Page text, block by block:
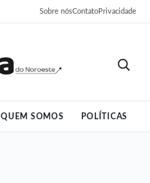
Sobre nósContatoPrivacidade
QUEM SOMOS POLÍTICAS